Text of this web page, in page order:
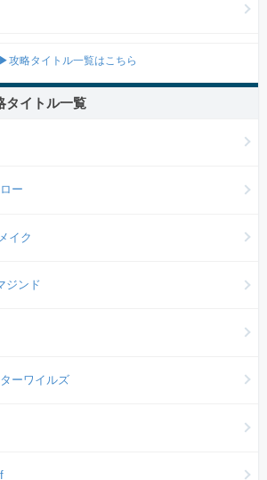
▶攻略タイトル一覧はこちら
タイトル一覧
ー
イク
ジンド
ーワイルズ